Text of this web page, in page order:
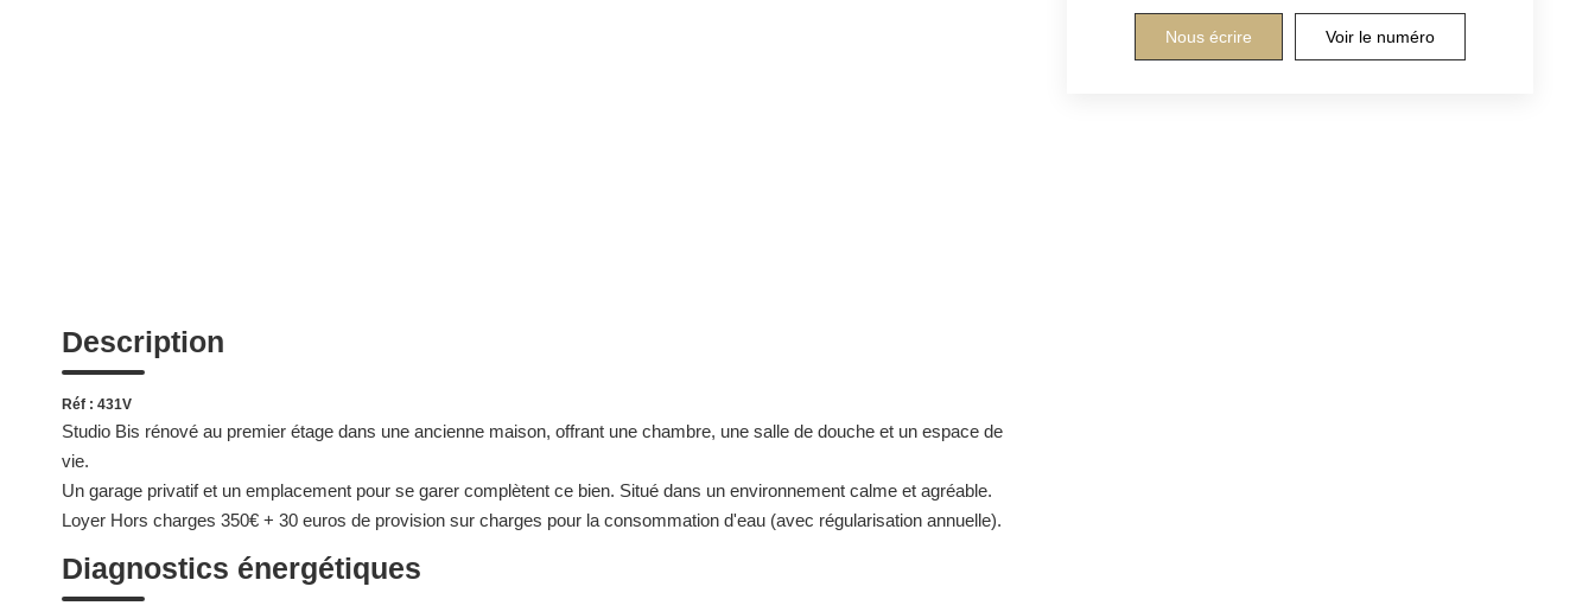
Description
Réf : 431V
Studio Bis rénové au premier étage dans une ancienne maison, offrant une chambre, une salle de douche et un espace de
vie.
Un garage privatif et un emplacement pour se garer complètent ce bien. Situé dans un environnement calme et agréable.
Loyer Hors charges 350€ + 30 euros de provision sur charges pour la consommation d'eau (avec régularisation annuelle).
Diagnostics énergétiques
Nous écrire Voir le numéro